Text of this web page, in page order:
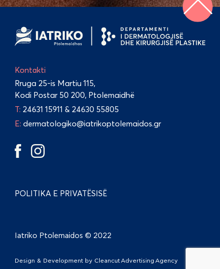
Kontakti
Rruga 25-is Martiu 115,
Kodi Postar 50 200, Ptolemaidhë
Τ: 24631 15911 & 24630 55805
E: dermatologiko@iatrikoptolemaidos.gr
POLITIKA E PRIVATËSISË
Iatriko Ptolemaidos © 2022
Design & Development by Cleancut Advertising Agency